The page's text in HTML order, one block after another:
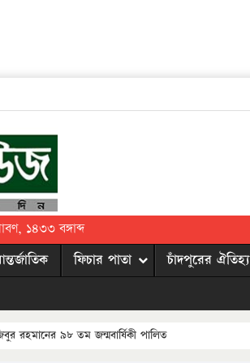
১৪৩৩ বঙ্গাব্দ
ফিচার পাতা চাঁদপুরের ঐতিহ্য
রহমানের ৯৮ তম জন্মবার্ষিকী পালিত